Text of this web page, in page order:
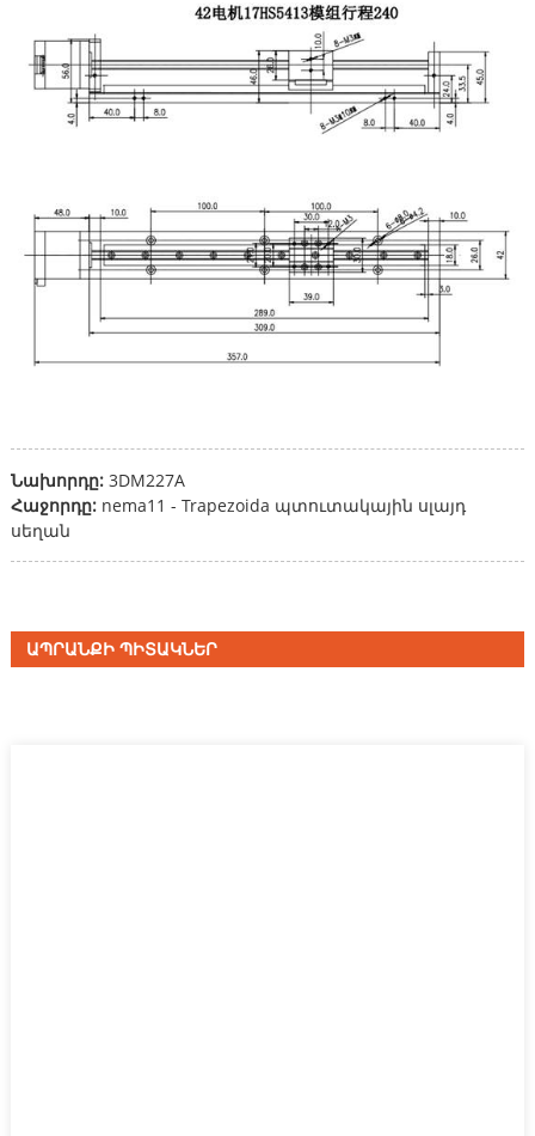
Նախորդը: 3DM227A
Հաջորդը: nema11 - Trapezoida պտուտակային սլայդ
սեղան
ԱՊՐԱՆՔԻ ՊԻՏԱԿՆԵՐ